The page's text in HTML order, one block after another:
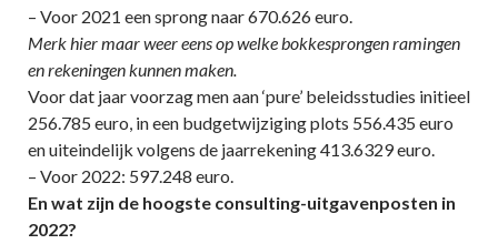
– Voor 2021 een sprong naar 670.626 euro.
Merk hier maar weer eens op welke bokkesprongen ramingen
en rekeningen kunnen maken.
Voor dat jaar voorzag men aan ‘pure’ beleidsstudies initieel
256.785 euro, in een budgetwijziging plots 556.435 euro
en uiteindelijk volgens de jaarrekening 413.6329 euro.
– Voor 2022: 597.248 euro.
En wat zijn de hoogste consulting-uitgavenposten in
2022?